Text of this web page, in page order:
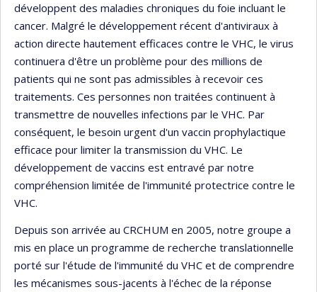
développent des maladies chroniques du foie incluant le
cancer. Malgré le développement récent d'antiviraux à
action directe hautement efficaces contre le VHC, le virus
continuera d'être un problème pour des millions de
patients qui ne sont pas admissibles à recevoir ces
traitements. Ces personnes non traitées continuent à
transmettre de nouvelles infections par le VHC. Par
conséquent, le besoin urgent d'un vaccin prophylactique
efficace pour limiter la transmission du VHC. Le
développement de vaccins est entravé par notre
compréhension limitée de l'immunité protectrice contre le
VHC.
Depuis son arrivée au CRCHUM en 2005, notre groupe a
mis en place un programme de recherche translationnelle
porté sur l'étude de l'immunité du VHC et de comprendre
les mécanismes sous-jacents à l'échec de la réponse